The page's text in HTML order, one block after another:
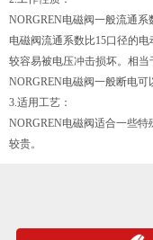
NORGREN电磁阀一般流通
电磁阀流通系数比15口径的
较容易被电压冲击损坏。相当
NORGREN电磁阀一般断电可
3.适用工艺：
NORGREN电磁阀适合一些
较贵。